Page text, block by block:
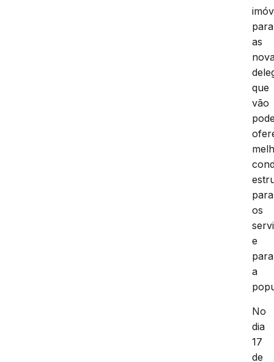
para
as
que
vão
para
os
e
para
a
No
dia
17
de